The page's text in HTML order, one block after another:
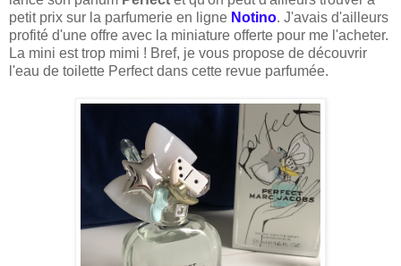
petit prix sur la parfumerie en ligne Notino. J'avais d'ailleurs
profité d'une offre avec la miniature offerte pour me l'acheter.
La mini est trop mimi ! Bref, je vous propose de découvrir
l'eau de toilette Perfect dans cette revue parfumée.